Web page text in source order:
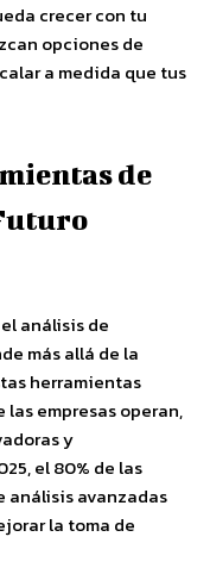
crecer con tu
opciones de
a medida que tus
de
análisis de
más allá de la
herramientas
empresas operan,
y
el 80% de las
análisis avanzadas
la toma de